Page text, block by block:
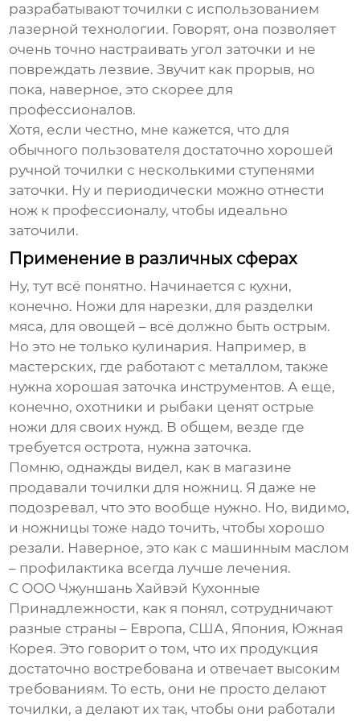
разрабатывают точилки с использованием
лазерной технологии. Говорят, она позволяет
очень точно настраивать угол заточки и не
повреждать лезвие. Звучит как прорыв, но
пока, наверное, это скорее для
профессионалов.
Хотя, если честно, мне кажется, что для
обычного пользователя достаточно хорошей
ручной точилки с несколькими ступенями
заточки. Ну и периодически можно отнести
нож к профессионалу, чтобы идеально
заточили.
Применение в различных сферах
Ну, тут всё понятно. Начинается с кухни,
конечно. Ножи для нарезки, для разделки
мяса, для овощей – всё должно быть острым.
Но это не только кулинария. Например, в
мастерских, где работают с металлом, также
нужна хорошая заточка инструментов. А еще,
конечно, охотники и рыбаки ценят острые
ножи для своих нужд. В общем, везде где
требуется острота, нужна заточка.
Помню, однажды видел, как в магазине
продавали точилки для ножниц. Я даже не
подозревал, что это вообще нужно. Но, видимо,
и ножницы тоже надо точить, чтобы хорошо
резали. Наверное, это как с машинным маслом
– профилактика всегда лучше лечения.
С ООО Чжуншань Хайвэй Кухонные
Принадлежности, как я понял, сотрудничают
разные страны – Европа, США, Япония, Южная
Корея. Это говорит о том, что их продукция
достаточно востребована и отвечает высоким
требованиям. То есть, они не просто делают
точилки, а делают их так, чтобы они работали